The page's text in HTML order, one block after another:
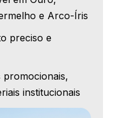
e Arco-Íris
preciso e
promocionais,
institucionais